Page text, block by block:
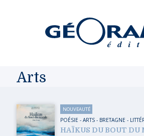
Arts
NOUVEAUTÉ
POÉSIE - ARTS- BRETAGNE -
HAÏKUS DU BOUT DU